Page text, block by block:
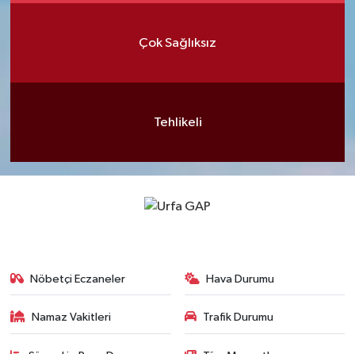
Çok Sağlıksız
Tehlikeli
Nöbetçi Eczaneler Hava Durumu
Namaz Vakitleri Trafik Durumu